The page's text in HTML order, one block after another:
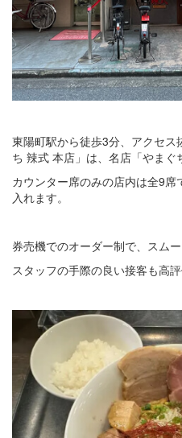
東陽町駅から徒歩3分、アクセ
ち 辣式 本店」は、名店「やまぐ
カウンター席のみの店内は全9
入れます。
券売機でのオーダー制で、スムー
スタッフの手際の良い接客も高評